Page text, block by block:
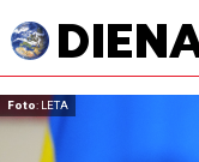
Foto: LETA